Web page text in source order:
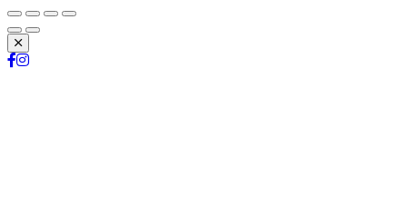
Schließen